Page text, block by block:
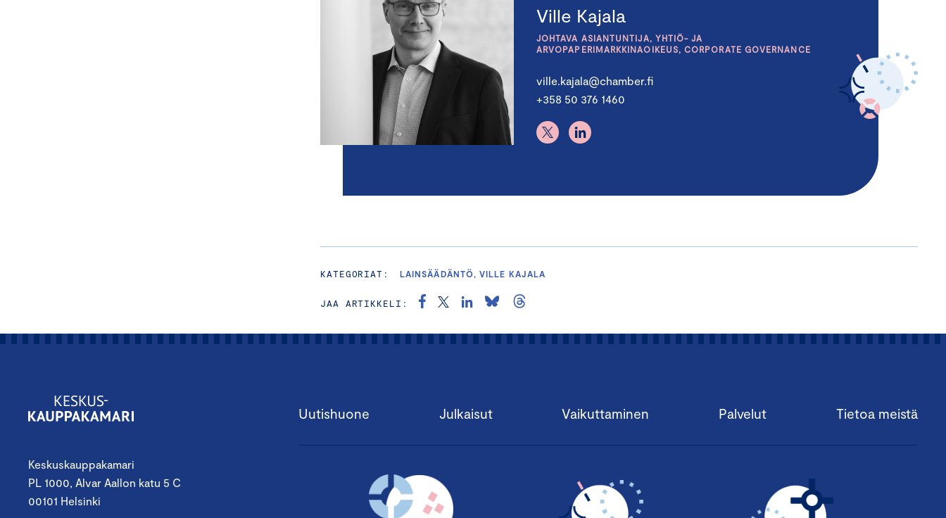
Ville Kajala
JOHTAVA ASIANTUNTIJA, YHTIÖ- JA
ARVOPAPERIMARKKINAOIKEUS, CORPORATE GOVERNANCE
ville.kajala@chamber.fi
+358 50 376 1460
KATEGORIAT: LAINSÄÄDÄNTÖ, VILLE KAJALA
JAA ARTIKKELI:
Keskuskauppakamari
PL 1000, Alvar Aallon katu 5 C
00101 Helsinki
Uutishuone Julkaisut Vaikuttaminen Palvelut Tietoa meistä